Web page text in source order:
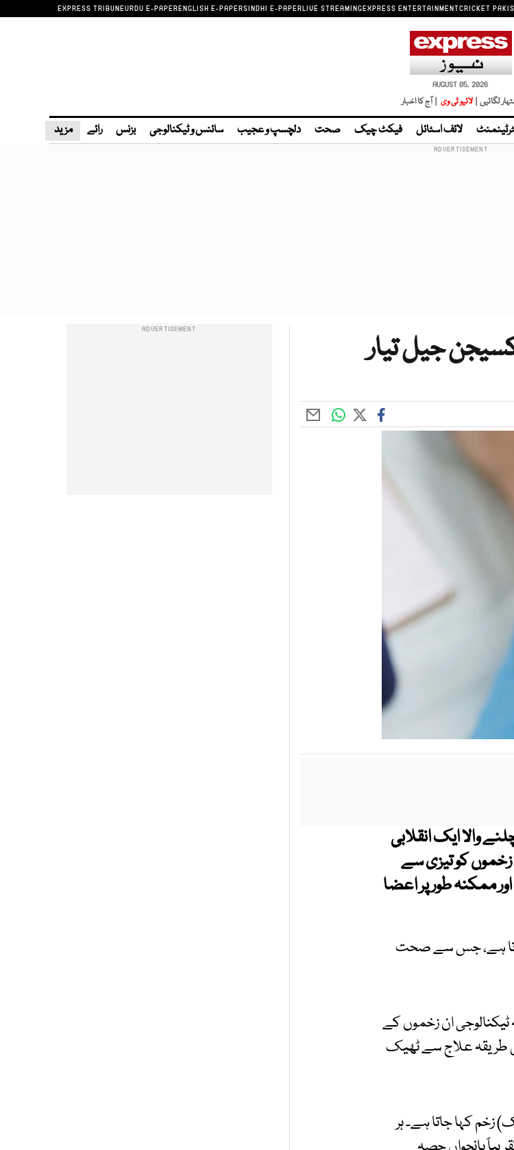
EXPRESS TRIBUNEURDU E-PAPERENGLISH E-PAPERSINDHI E-PAPERLIVE STREAMINGEXPRESS ENTERTAINMENTCRICKET
AUGUST 05, 2026
لگائیں | لائیو ٹی وی | آج کا اخبار
لائف اسٹائل فیکٹ چیک صحت دلچسپ و عجیب سائنس و ٹیکنالوجی بزنس رائے مزید
جیل تیار
والا ایک انقلابی
کو تیزی سے
ممکنہ طور پر اعضا
ہے، جس سے صحت
ٹیکنالوجی ان زخموں کے
طریقہ علاج سے ٹھیک
زخم کہا جاتا ہے۔ ہر